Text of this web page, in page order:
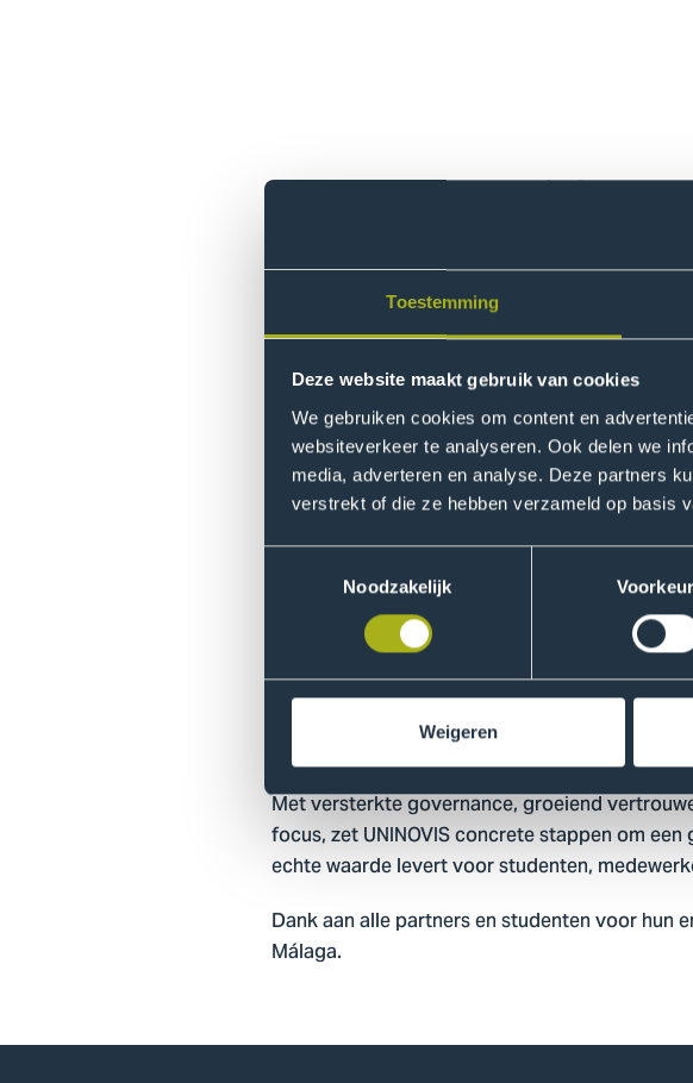
Toestemming
Deze website maakt gebruik van cookies
We gebruiken cookies om content en
websiteverkeer te analyseren. Ook delen we
media, adverteren en analyse. Deze partners
verstrekt of die ze hebben verzameld op basis
Noodzakelijk
Weigeren
Elke bijeenkomst van de UNINOVIS
met de formele oprichting van de UNINOVIS
Elisabeth Minnemann: “De week in Málaga
bouwen aan meer onderling vertrouwen om
betrokkenheid van studenten en een steeds
alliantie duidelijk van ambitie naar impact.”
Veelbelovend
Naast de general assembly vonden ook de
met tien andere allianties do’s en dont’s
koppeling tussen onderwijs, toegepast
samenwerkingsmogelijkheden op het gebied
en duurzaam toerisme.
Waarde voor studenten
Met versterkte governance, groeiend
focus, zet UNINOVIS concrete stappen om
echte waarde levert voor studenten,
Dank aan alle partners en studenten voor hun
Málaga.